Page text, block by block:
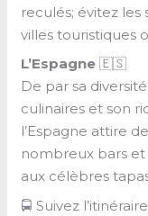
reculés; évitez les
villes touristiques
L’Espagne🇪🇸
De par sa
culinaires et son
l’Espagne attire
nombreux bars
aux célèbres
🚍 Suivez